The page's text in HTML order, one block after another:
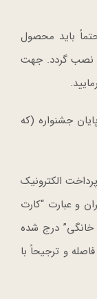
باید محصول
نصب گردد. جهت
جشنواره (که
الکترونیک
و عبارت “کارت
خانگی” درج شده
و ترجیحاً با